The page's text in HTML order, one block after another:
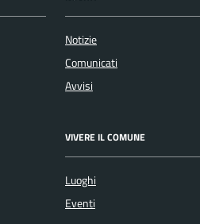
Notizie
Comunicati
Avvisi
VIVERE IL COMUNE
Luoghi
Eventi